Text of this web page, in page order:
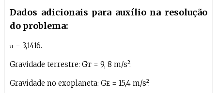
Dados adicionais para auxílio na resolução
do problema:
π = 3,1416.
Gravidade terrestre: GT= 9, 8 m/s².
Gravidade no exoplaneta: GE= 15,4 m/s².